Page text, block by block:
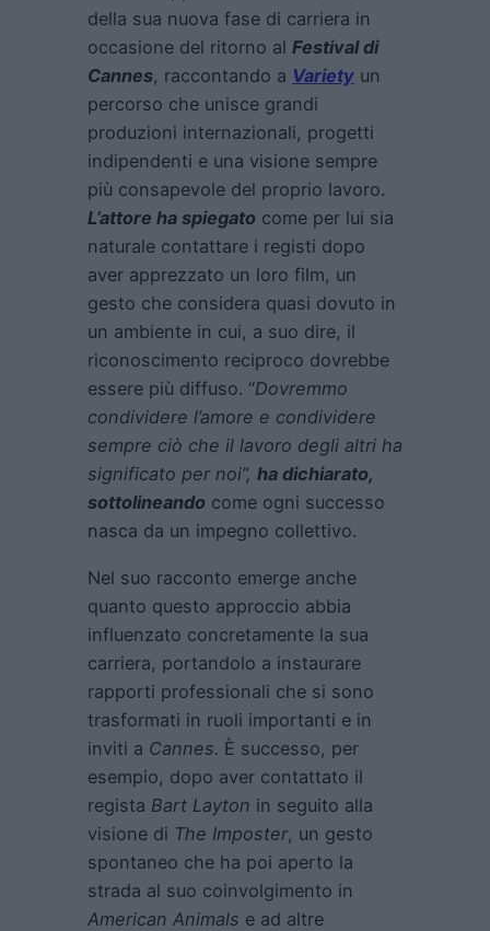
della sua nuova fase di carriera in
occasione del ritorno al Festival di
Cannes, raccontando a Variety un
percorso che unisce grandi
produzioni internazionali, progetti
indipendenti e una visione sempre
più consapevole del proprio lavoro.
L’attore ha spiegato come per lui sia
naturale contattare i registi dopo
aver apprezzato un loro film, un
gesto che considera quasi dovuto in
un ambiente in cui, a suo dire, il
riconoscimento reciproco dovrebbe
essere più diffuso. “Dovremmo
condividere l’amore e condividere
sempre ciò che il lavoro degli altri ha
significato per noi”, ha dichiarato,
sottolineando come ogni successo
nasca da un impegno collettivo.
Nel suo racconto emerge anche
quanto questo approccio abbia
influenzato concretamente la sua
carriera, portandolo a instaurare
rapporti professionali che si sono
trasformati in ruoli importanti e in
inviti a Cannes. È successo, per
esempio, dopo aver contattato il
regista Bart Layton in seguito alla
visione di The Imposter, un gesto
spontaneo che ha poi aperto la
strada al suo coinvolgimento in
American Animals e ad altre